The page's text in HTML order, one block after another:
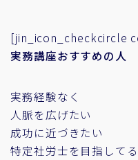
[jin_icon_checkcircle
実務講座おすすめの人
実務経験なく
人脈を広げたい
成功に近づきたい
特定社労士を目指してる